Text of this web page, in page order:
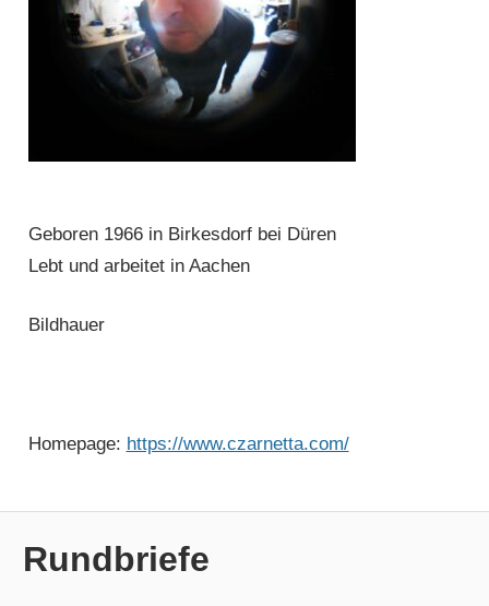
Geboren 1966 in Birkesdorf bei Düren
Lebt und arbeitet in Aachen
Bildhauer
Homepage: https://www.czarnetta.com/
Rundbriefe